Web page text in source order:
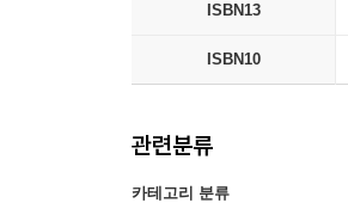
ISBN13
ISBN10
관련분류
카테고리 분류